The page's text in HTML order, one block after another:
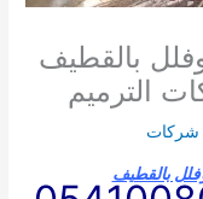
بالقطيف
شركات
بالقطيف